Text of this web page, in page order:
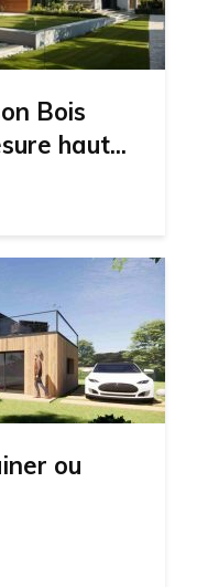
Bois
haut...
ou